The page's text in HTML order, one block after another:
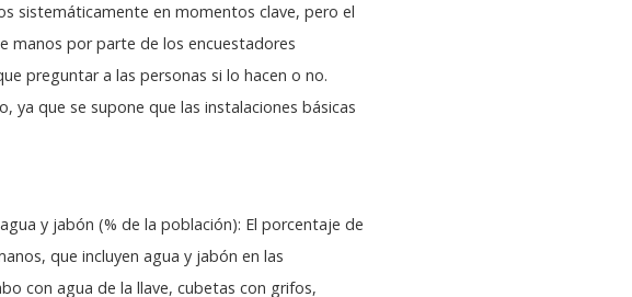
sistemáticamente en momentos clave, pero el
manos por parte de los encuestadores
preguntar a las personas si lo hacen o no.
ya que se supone que las instalaciones básicas
y jabón (% de la población): El porcentaje de
que incluyen agua y jabón en las
con agua de la llave, cubetas con grifos,